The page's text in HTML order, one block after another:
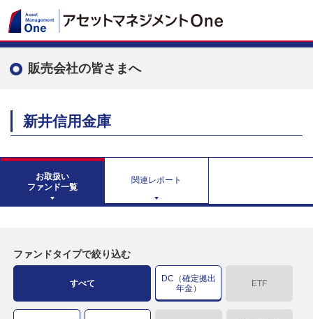
販売会社の皆さまへ
新井信用金庫
お取扱い
ファンド一覧
関連レポート
ファンドタイプで絞り込む
すべて
DC（確定拠出
年金）
ETF